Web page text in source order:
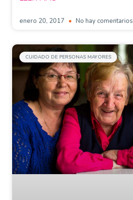
enero 20, 2017 No hay comentarios
CUIDADO DE PERSONAS MAYORES